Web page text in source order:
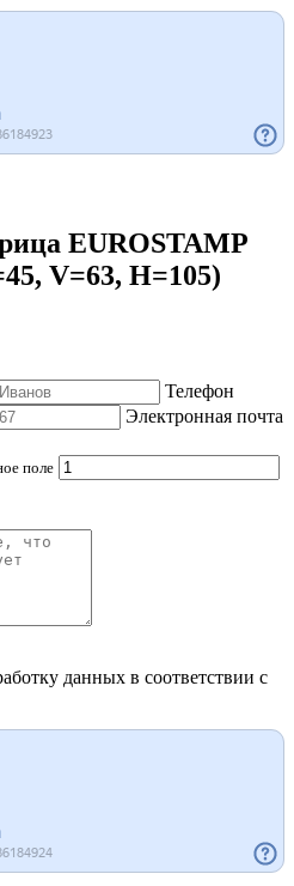
EUROSTAMP
V=63, H=105)
Телефон
Электронная почта
поле
данных в соответствии с